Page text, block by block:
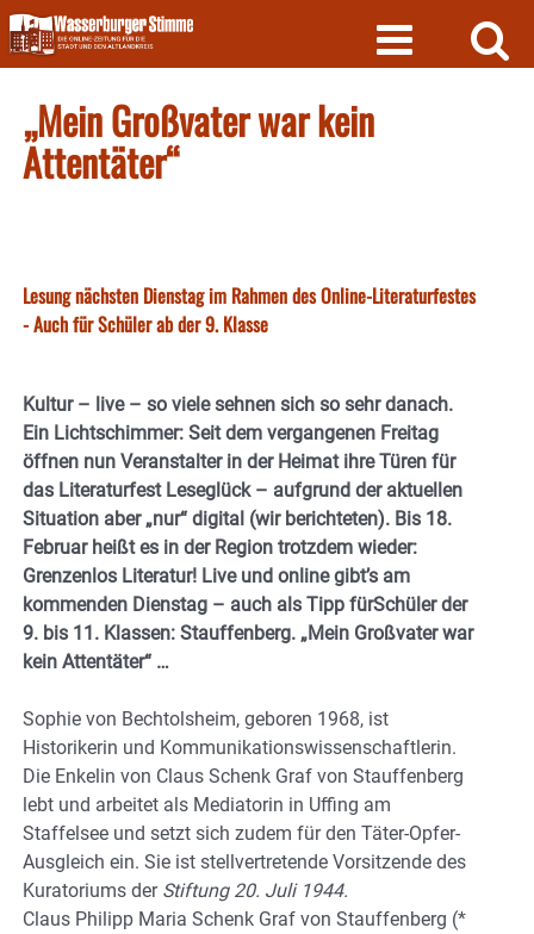
Skip
to
content
„Mein Großvater war kein
Attentäter“
Lesung nächsten Dienstag im Rahmen des Online-Literaturfestes
- Auch für Schüler ab der 9. Klasse
Kultur – live – so viele sehnen sich so sehr danach.
Ein Lichtschimmer: Seit dem vergangenen Freitag
öffnen nun Veranstalter in der Heimat ihre Türen für
das Literaturfest Leseglück – aufgrund der aktuellen
Situation aber „nur“ digital (wir berichteten). Bis 18.
Februar heißt es in der Region trotzdem wieder:
Grenzenlos Literatur! Live und online gibt’s am
kommenden Dienstag – auch als Tipp fürSchüler der
9. bis 11. Klassen: Stauffenberg. „Mein Großvater war
kein Attentäter“ …
Sophie von Bechtolsheim, geboren 1968, ist
Historikerin und Kommunikationswissenschaftlerin.
Die Enkelin von Claus Schenk Graf von Stauffenberg
lebt und arbeitet als Mediatorin in Uffing am
Staffelsee und setzt sich zudem für den Täter-Opfer-
Ausgleich ein. Sie ist stellvertretende Vorsitzende des
Kuratoriums der Stiftung 20. Juli 1944.
Claus Philipp Maria Schenk Graf von Stauffenberg (*